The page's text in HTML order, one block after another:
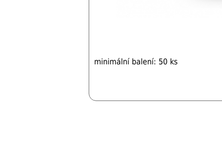
minimální balení: 50 ks